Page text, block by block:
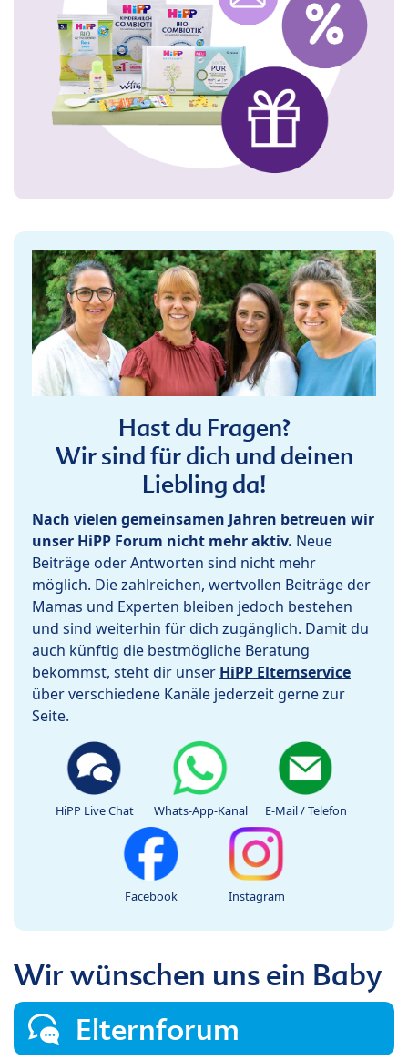
Hast du Fragen?
Wir sind für dich und deinen
Liebling da!
Nach vielen gemeinsamen Jahren betreuen wir
unser HiPP Forum nicht mehr aktiv. Neue
Beiträge oder Antworten sind nicht mehr
möglich. Die zahlreichen, wertvollen Beiträge der
Mamas und Experten bleiben jedoch bestehen
und sind weiterhin für dich zugänglich. Damit du
auch künftig die bestmögliche Beratung
bekommst, steht dir unser HiPP Elternservice
über verschiedene Kanäle jederzeit gerne zur
Seite.
HiPP Live Chat Whats-App-Kanal E-Mail / Telefon
Facebook Instagram
Wir wünschen uns ein Baby
Elternforum